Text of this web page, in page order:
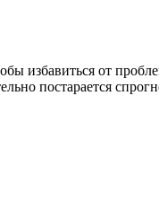
избавиться от
постарается